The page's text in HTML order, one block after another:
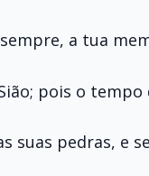
a tua
pois o tempo
suas pedras, e